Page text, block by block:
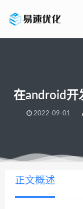
在android开
2022-09-01
当前位置：易速网站优化
正文概述